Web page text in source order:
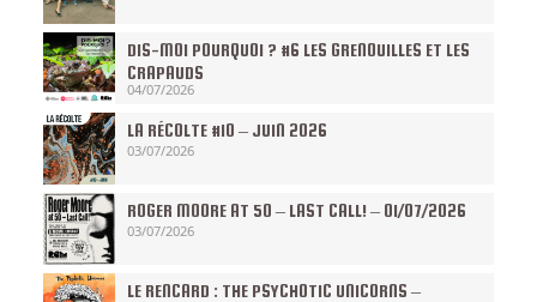
DIS-MOI POURQUOI ? #6 LES GRENOUILLES ET LES
CRAPAUDS
04/07/2026
LA RÉCOLTE #10 – JUIN 2026
03/07/2026
ROGER MOORE AT 50 – LAST CALL! – 01/07/2026
03/07/2026
LE RENCARD : THE PSYCHOTIC UNICORNS –